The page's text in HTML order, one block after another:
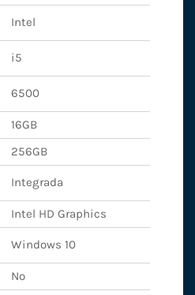
Intel
i5
6500
16GB
256GB
Integrada
Intel HD Graphics
Windows 10
No